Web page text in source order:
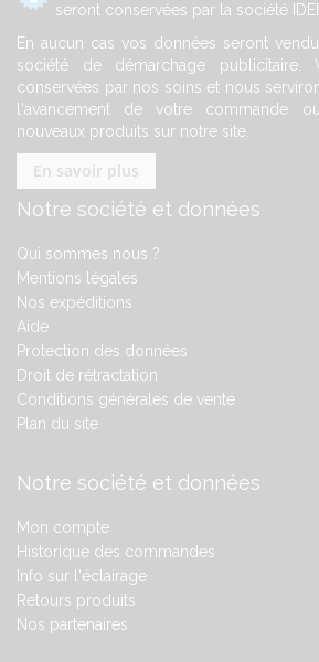
seront conservées par la société
En aucun cas vos données seront
société de démarchage publicitaire.
conservées par nos soins et nous
l'avancement de votre commande
nouveaux produits sur notre site.
En savoir plus
Notre société et données
Qui sommes nous ?
Mentions légales
Nos expéditions
Aide
Protection des données
Droit de rétractation
Conditions générales de vente
Plan du site
Notre société et données
Mon compte
Historique des commandes
Info sur l'éclairage
Retours produits
Nos partenaires